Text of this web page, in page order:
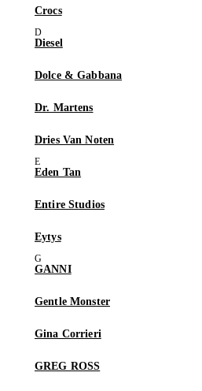
Crocs
Diesel
Dolce & Gabbana
Dr. Martens
Dries Van Noten
Eden Tan
Entire Studios
Eytys
GANNI
Gentle Monster
Gina Corrieri
GREG ROSS